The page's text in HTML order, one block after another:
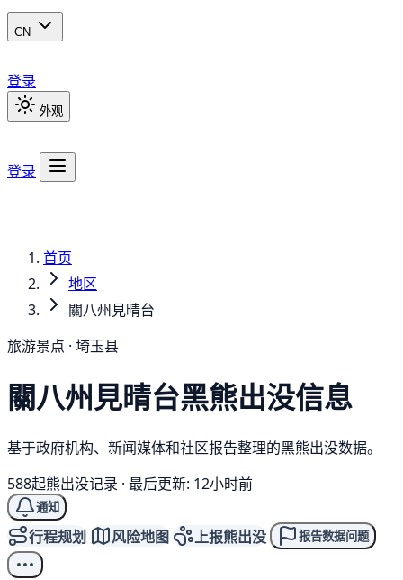
CN
登录
外观
登录
首页
地区
關八州見晴台
旅游景点 · 埼玉县
關八州見晴台黑熊出没信息
基于政府机构、新闻媒体和社区报告整理的黑熊出没数据。
588起熊出没记录 · 最后更新: 12小时前
通知
行程规划 风险地图 上报熊出没 报告数据问题